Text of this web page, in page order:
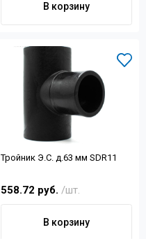
В корзину
Тройник Э.С. д.63 мм SDR11
558.72 руб. /шт.
В корзину